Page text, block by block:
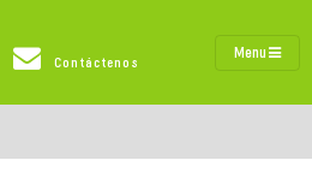
Contáctenos
Menu